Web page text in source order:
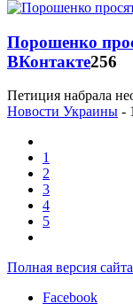
Порошенко
ВКонтакте256
Петиция набрала
Новости Украины -
1
2
3
4
5
Полная версия сайта
Facebook